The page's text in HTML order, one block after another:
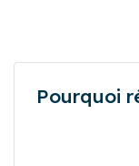
Pourquoi